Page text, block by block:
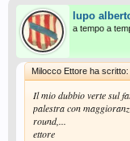
lupo
a tempo a
Milocco Ettore ha scritto:
Il mio dubbio verte sul
palestra con
round,...
ettore